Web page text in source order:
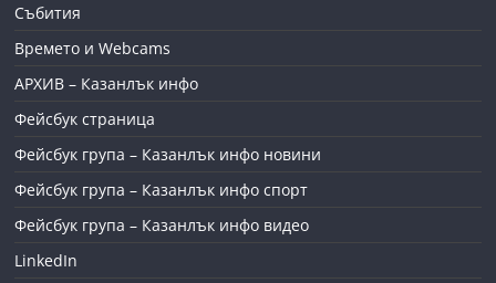
Събития
Времето и Webcams
АРХИВ – Казанлък инфо
Фейсбук страница
Фейсбук група – Казанлък инфо новини
Фейсбук група – Казанлък инфо спорт
Фейсбук група – Казанлък инфо видео
LinkedIn